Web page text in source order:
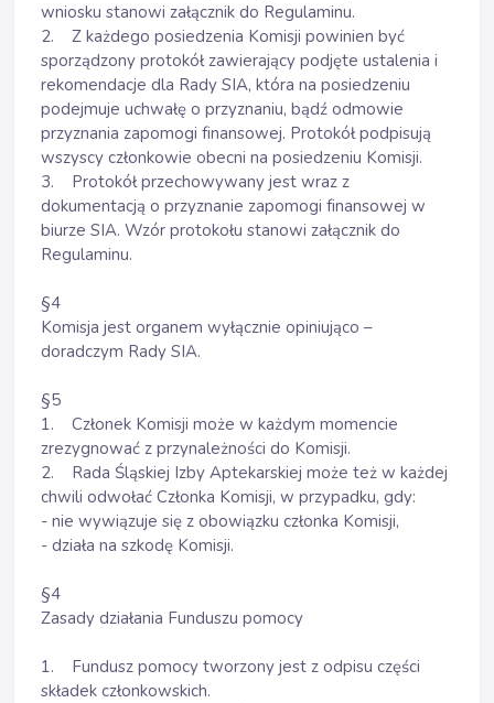
wniosku stanowi załącznik do Regulaminu.
2. Z każdego posiedzenia Komisji powinien być
sporządzony protokół zawierający podjęte ustalenia i
rekomendacje dla Rady SIA, która na posiedzeniu
podejmuje uchwałę o przyznaniu, bądź odmowie
przyznania zapomogi finansowej. Protokół podpisują
wszyscy członkowie obecni na posiedzeniu Komisji.
3. Protokół przechowywany jest wraz z
dokumentacją o przyznanie zapomogi finansowej w
biurze SIA. Wzór protokołu stanowi załącznik do
Regulaminu.
§4
Komisja jest organem wyłącznie opiniująco –
doradczym Rady SIA.
§5
1. Członek Komisji może w każdym momencie
zrezygnować z przynależności do Komisji.
2. Rada Śląskiej Izby Aptekarskiej może też w każdej
chwili odwołać Członka Komisji, w przypadku, gdy:
- nie wywiązuje się z obowiązku członka Komisji,
- działa na szkodę Komisji.
§4
Zasady działania Funduszu pomocy
1. Fundusz pomocy tworzony jest z odpisu części
składek członkowskich.